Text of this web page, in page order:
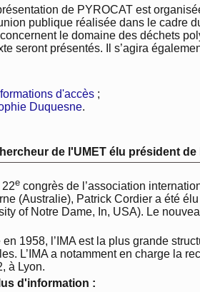
de PYROCAT est
publique réalisée dans le cadre
le domaine des déchets
seront présentés. Il s’agira
d'accès ;
Duquesne.
de l'UMET élu président
22e congrès de l’association
(Australie), Patrick Cordier a été
of Notre Dame, In, USA). Le
en 1958, l’IMA est la plus grande
L’IMA a notamment en charge la
à Lyon.
d'information :